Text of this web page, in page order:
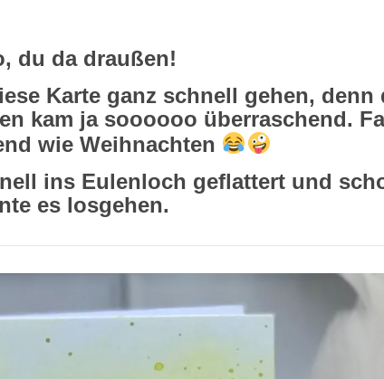
du da draußen!
Karte ganz schnell gehen, denn
kam ja soooooo überraschend.
wie Weihnachten
ins Eulenloch geflattert und
es losgehen.